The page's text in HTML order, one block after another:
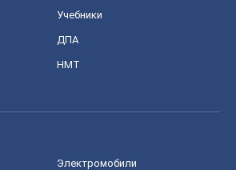
Учебники
ДПА
НМТ
Электромобили